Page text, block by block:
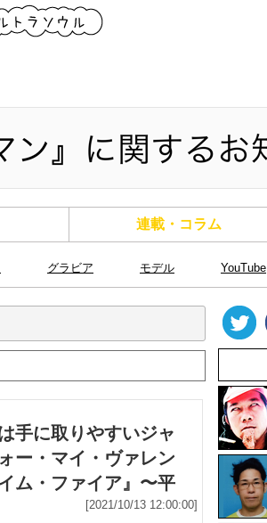
連載・コラム
グラビア モデル YouTube
手に取りやすいジャ
ー・マイ・ヴァレン
ム・ファイア』〜平
方は）連載[2021/10/13 12:00:00]